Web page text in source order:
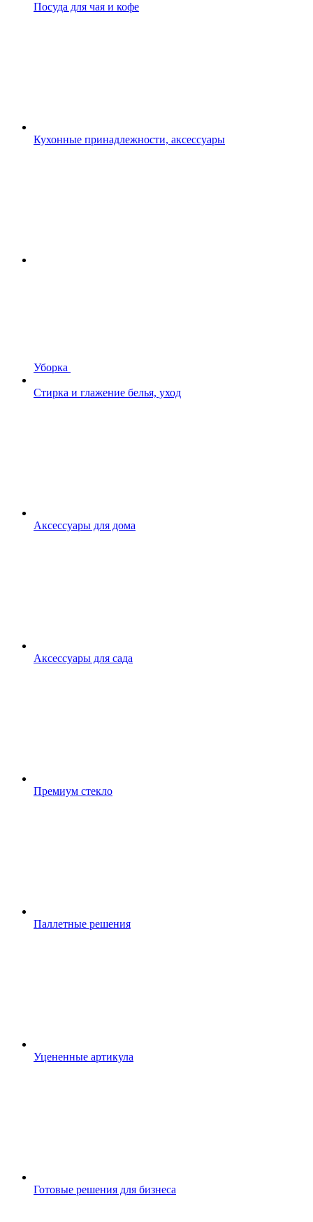
Посуда для чая и кофе
Кухонные принадлежности, аксессуары
Уборка
Стирка и глажение белья, уход
Аксессуары для дома
Аксессуары для сада
Премиум стекло
Паллетные решения
Уцененные артикула
Готовые решения для бизнеса